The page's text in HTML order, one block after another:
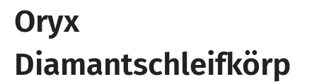
Oryx
Diamantschleifkörp